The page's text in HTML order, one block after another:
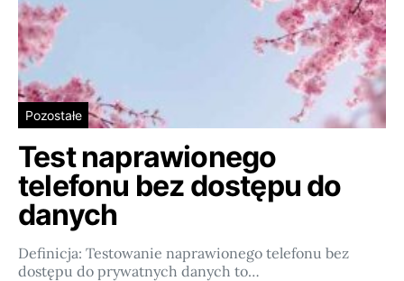
Pozostałe
Test naprawionego
telefonu bez dostępu do
danych
Definicja: Testowanie naprawionego telefonu bez
dostępu do prywatnych danych to…